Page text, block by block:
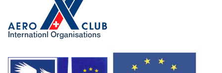
Internationl Organisations